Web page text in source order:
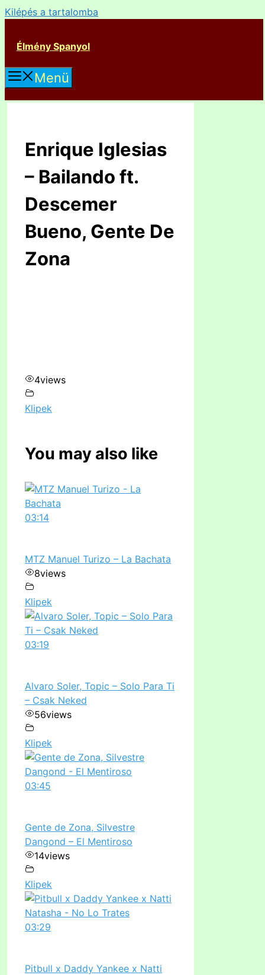
Kilépés a tartalomba
Élmény Spanyol
Menü
Enrique Iglesias
– Bailando ft.
Descemer
Bueno, Gente De
Zona
4views
Klipek
You may also like
03:14
MTZ Manuel Turizo – La Bachata
8views
Klipek
03:19
Alvaro Soler, Topic – Solo Para Ti
– Csak Neked
56views
Klipek
03:45
Gente de Zona, Silvestre
Dangond – El Mentiroso
14views
Klipek
03:29
Pitbull x Daddy Yankee x Natti